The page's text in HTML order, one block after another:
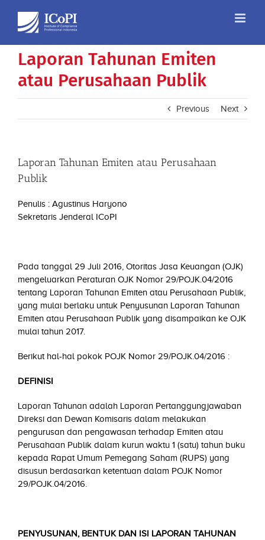
content
Laporan Tahunan Emiten
atau Perusahaan Publik
Previous Next
Laporan Tahunan Emiten atau Perusahaan
Publik
Penulis : Agustinus Haryono
Sekretaris Jenderal ICoPI
Pada tanggal 29 Juli 2016, Otoritas Jasa Keuangan (OJK)
mengeluarkan Peraturan OJK Nomor 29/POJK.04/2016
tentang Laporan Tahunan Emiten atau Perusahaan Publik,
yang mulai berlaku untuk Penyusunan Laporan Tahunan
Emiten atau Perusahaan Publik yang disampaikan ke OJK
mulai tahun 2017.
Berikut hal-hal pokok POJK Nomor 29/POJK.04/2016 :
DEFINISI
Laporan Tahunan adalah Laporan Pertanggungjawaban
Direksi dan Dewan Komisaris dalam melakukan
pengurusan dan pengawasan terhadap Emiten atau
Perusahaan Publik dalam kurun waktu 1 (satu) tahun buku
kepada Rapat Umum Pemegang Saham (RUPS) yang
disusun berdasarkan ketentuan dalam POJK Nomor
29/POJK.04/2016.
PENYUSUNAN, BENTUK DAN ISI LAPORAN TAHUNAN